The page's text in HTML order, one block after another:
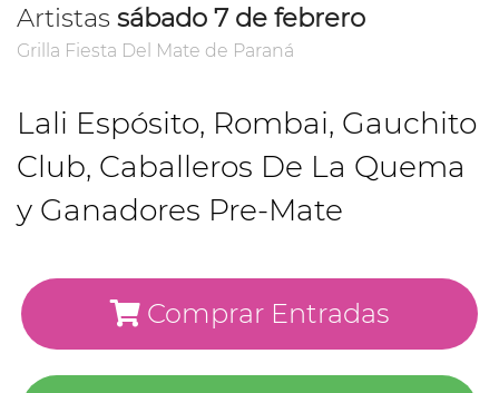
Artistas sábado 7 de febrero
Grilla Fiesta Del Mate de Paraná
Lali Espósito, Rombai, Gauchito
Club, Caballeros De La Quema
y Ganadores Pre-Mate
Comprar Entradas